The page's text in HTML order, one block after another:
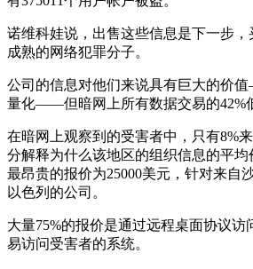
诺维科娃说，出售这些信息是下一步
成熟的网络犯罪分子。
公司的信息对他们来说具有巨大的价
量化——但暗网上所有数据交易的42%
在暗网上观察到的受害者中，只有8%
分解释为什么该地区的组织信息的平均
最昂贵的报价为25000美元，针对来自
以色列的公司。
大量75%的报价是通过远程桌面协议访
易访问受害者的系统。